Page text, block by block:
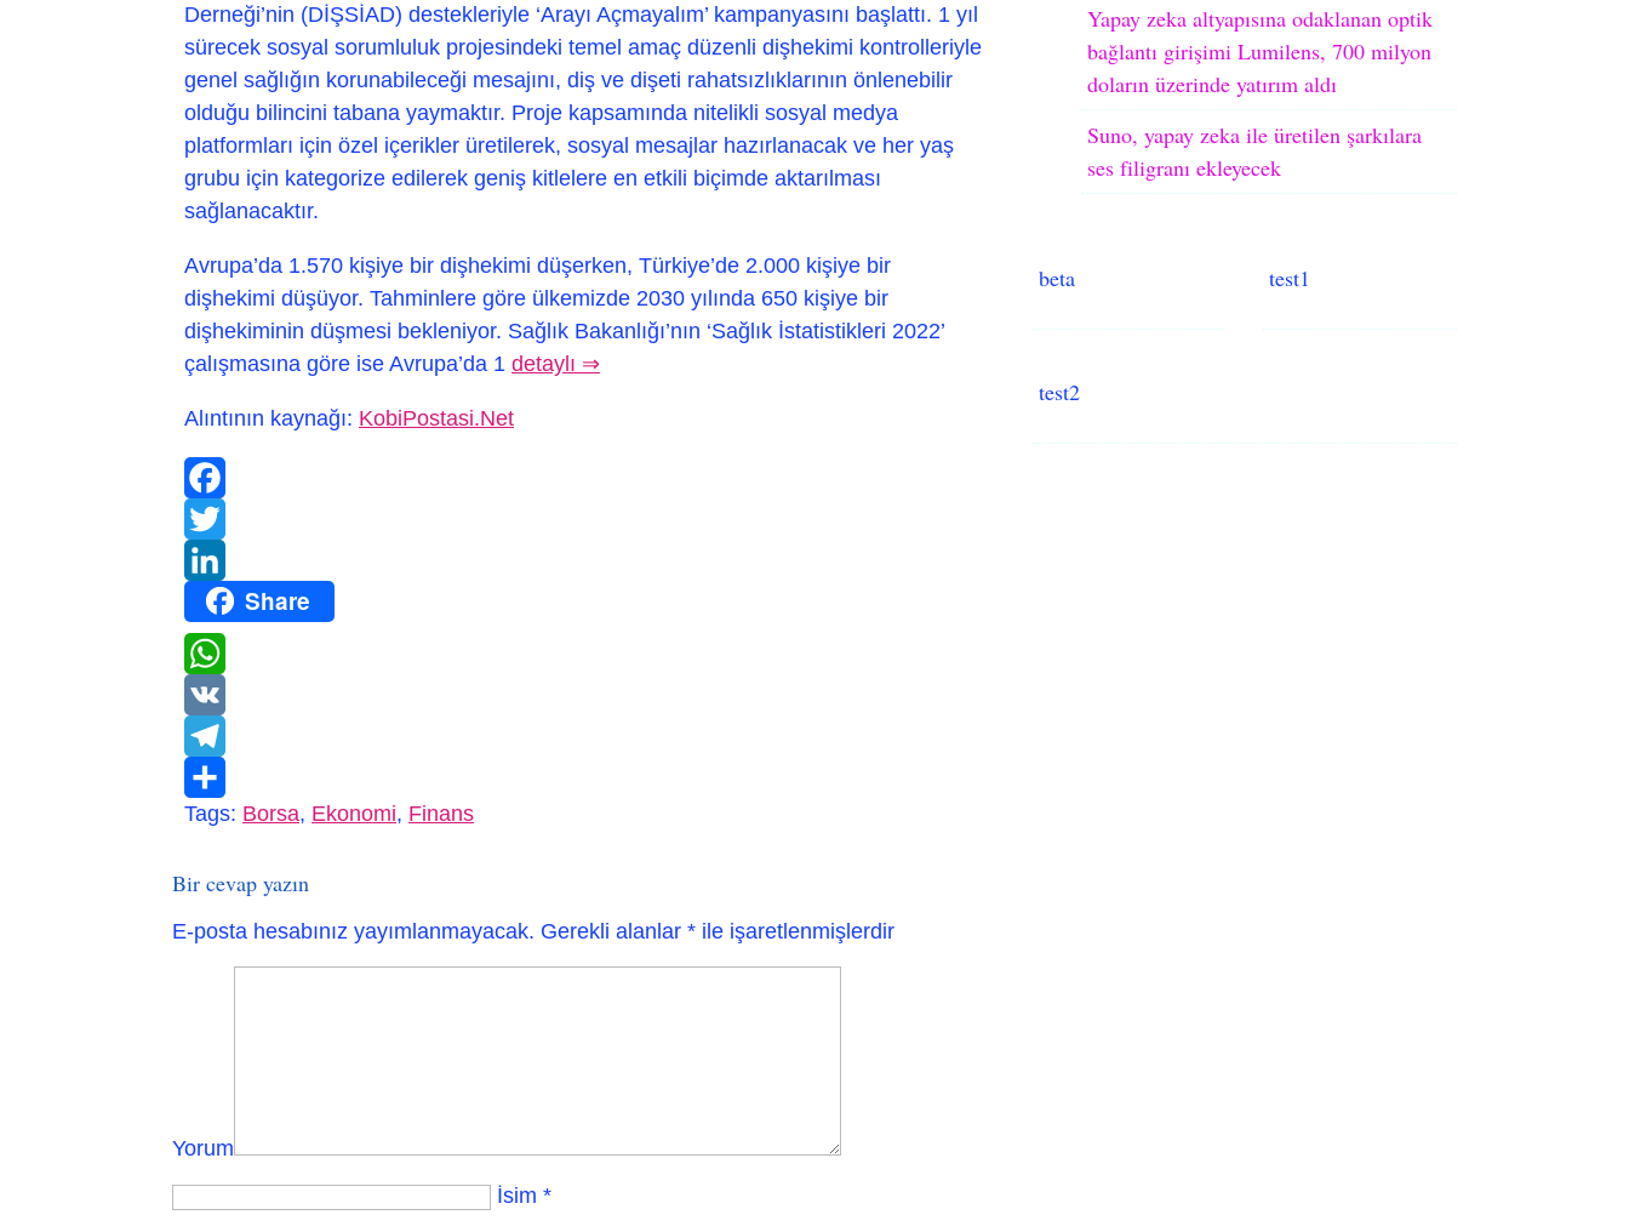
Derneği’nin (DİŞSİAD) destekleriyle ‘Arayı Açmayalım’ kampanyasını başlattı. 1 yıl
sürecek sosyal sorumluluk projesindeki temel amaç düzenli dişhekimi kontrolleriyle
genel sağlığın korunabileceği mesajını, diş ve dişeti rahatsızlıklarının önlenebilir
olduğu bilincini tabana yaymaktır. Proje kapsamında nitelikli sosyal medya
platformları için özel içerikler üretilerek, sosyal mesajlar hazırlanacak ve her yaş
grubu için kategorize edilerek geniş kitlelere en etkili biçimde aktarılması
sağlanacaktır.
Avrupa’da 1.570 kişiye bir dişhekimi düşerken, Türkiye’de 2.000 kişiye bir
dişhekimi düşüyor. Tahminlere göre ülkemizde 2030 yılında 650 kişiye bir
dişhekiminin düşmesi bekleniyor. Sağlık Bakanlığı’nın ‘Sağlık İstatistikleri 2022’
çalışmasına göre ise Avrupa’da 1 detaylı ⇒
Alıntının kaynağı: KobiPostasi.Net
Facebook
Twitter
LinkedInShare
WhatsApp
VK
Telegram
Paylaş
Tags: Borsa, Ekonomi, Finans
Bir cevap yazın
E-posta hesabınız yayımlanmayacak. Gerekli alanlar * ile işaretlenmişlerdir
Yorum
İsim *
Yapay zeka altyapısına odaklanan optik
bağlantı girişimi Lumilens, 700 milyon
doların üzerinde yatırım aldı
Suno, yapay zeka ile üretilen şarkılara
ses filigranı ekleyecek
beta test1
test2